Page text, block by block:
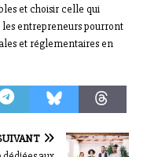
et choisir celle qui
les entrepreneurs pourront
et réglementaires en